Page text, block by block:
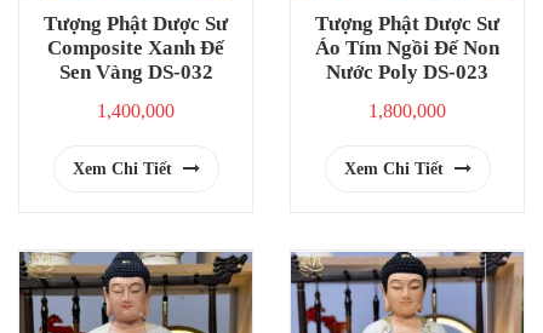
Tượng Phật Dược Sư
Composite Xanh Đế
Sen Vàng DS-032
1,400,000
Xem Chi Tiết
Tượng Phật Dược Sư
Áo Tím Ngồi Đế Non
Nước Poly DS-023
1,800,000
Xem Chi Tiết